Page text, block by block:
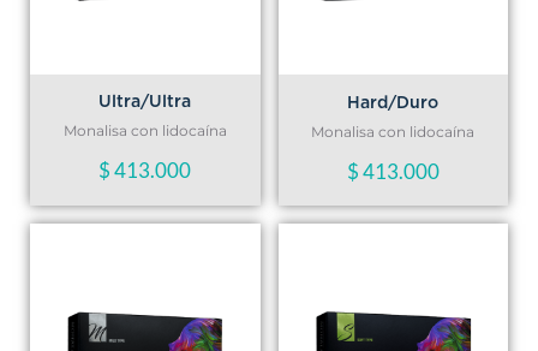
Ultra/Ultra
Monalisa con lidocaína
$413.000
Hard/Duro
Monalisa con lidocaína
$413.000